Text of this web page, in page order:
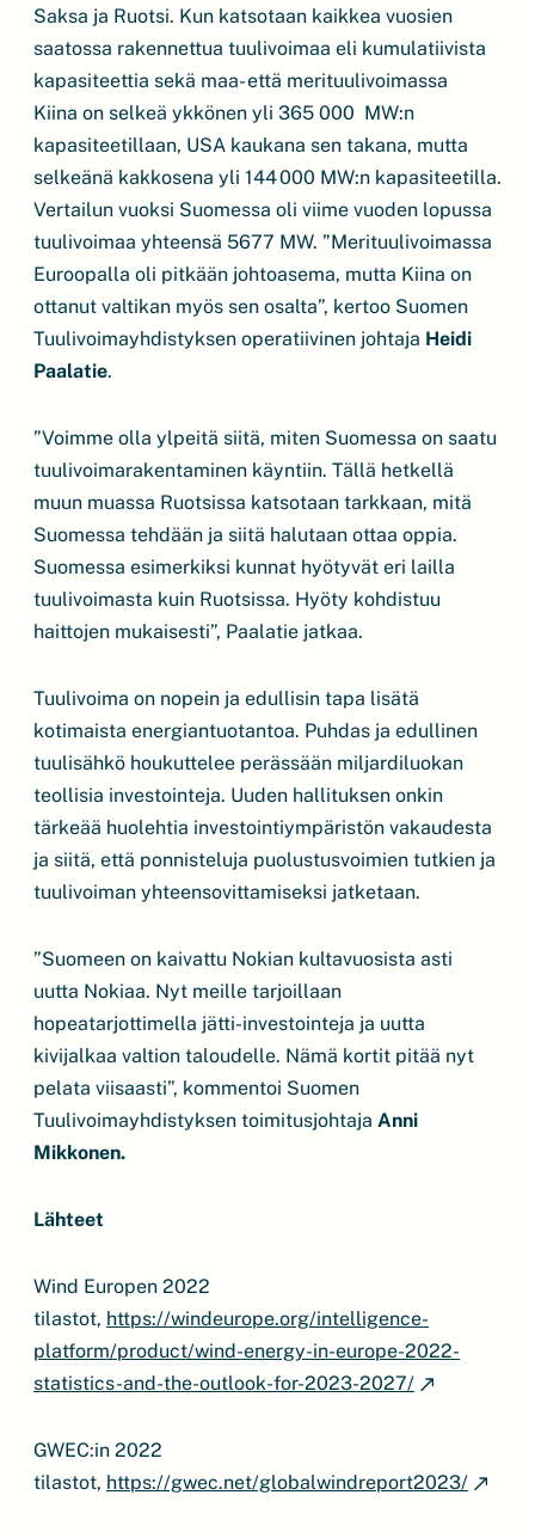
Saksa ja Ruotsi. Kun katsotaan kaikkea vuosien
saatossa rakennettua tuulivoimaa eli kumulatiivista
kapasiteettia sekä maa- että merituulivoimassa
Kiina on selkeä ykkönen yli 365 000 MW:n
kapasiteetillaan, USA kaukana sen takana, mutta
selkeänä kakkosena yli 144 000 MW:n kapasiteetilla.
Vertailun vuoksi Suomessa oli viime vuoden lopussa
tuulivoimaa yhteensä 5677 MW. ”Merituulivoimassa
Euroopalla oli pitkään johtoasema, mutta Kiina on
ottanut valtikan myös sen osalta”, kertoo Suomen
Tuulivoimayhdistyksen operatiivinen johtaja Heidi
Paalatie.
”Voimme olla ylpeitä siitä, miten Suomessa on saatu
tuulivoimarakentaminen käyntiin. Tällä hetkellä
muun muassa Ruotsissa katsotaan tarkkaan, mitä
Suomessa tehdään ja siitä halutaan ottaa oppia.
Suomessa esimerkiksi kunnat hyötyvät eri lailla
tuulivoimasta kuin Ruotsissa. Hyöty kohdistuu
haittojen mukaisesti”, Paalatie jatkaa.
Tuulivoima on nopein ja edullisin tapa lisätä
kotimaista energiantuotantoa. Puhdas ja edullinen
tuulisähkö houkuttelee perässään miljardiluokan
teollisia investointeja. Uuden hallituksen onkin
tärkeää huolehtia investointiympäristön vakaudesta
ja siitä, että ponnisteluja puolustusvoimien tutkien ja
tuulivoiman yhteensovittamiseksi jatketaan.
”Suomeen on kaivattu Nokian kultavuosista asti
uutta Nokiaa. Nyt meille tarjoillaan
hopeatarjottimella jätti-investointeja ja uutta
kivijalkaa valtion taloudelle. Nämä kortit pitää nyt
pelata viisaasti”, kommentoi Suomen
Tuulivoimayhdistyksen toimitusjohtaja Anni
Mikkonen.
Lähteet
Wind Europen 2022
tilastot, https://windeurope.org/intelligence-
platform/product/wind-energy-in-europe-2022-
statistics-and-the-outlook-for-2023-2027/
GWEC:in 2022
tilastot, https://gwec.net/globalwindreport2023/